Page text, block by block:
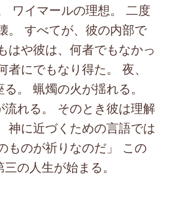
ワイマールの理想。 二度
。 すべてが、彼の内部で
はや彼は、何者でもなかっ
にでもなり得た。 夜、
。 蝋燭の火が揺れる。
れる。 そのとき彼は理解
神に近づくための言語では
のが祈りなのだ」 この
の人生が始まる。